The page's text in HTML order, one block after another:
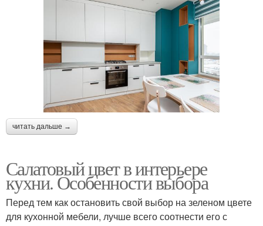
читать дальше →
Салатовый цвет в интерьере
кухни. Особенности выбора
Перед тем как остановить свой выбор на зеленом цвете
для кухонной мебели, лучше всего соотнести его с